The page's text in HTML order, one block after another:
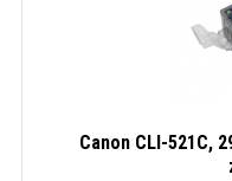
Canon CLI-521C,